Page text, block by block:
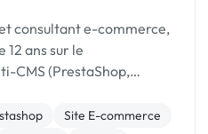
consultant e-commerce,
12 ans sur le
CMS (PrestaShop,
Site E-commerce